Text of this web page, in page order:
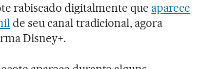
rabiscado digitalmente que aparece
de seu canal tradicional, agora
Disney+.